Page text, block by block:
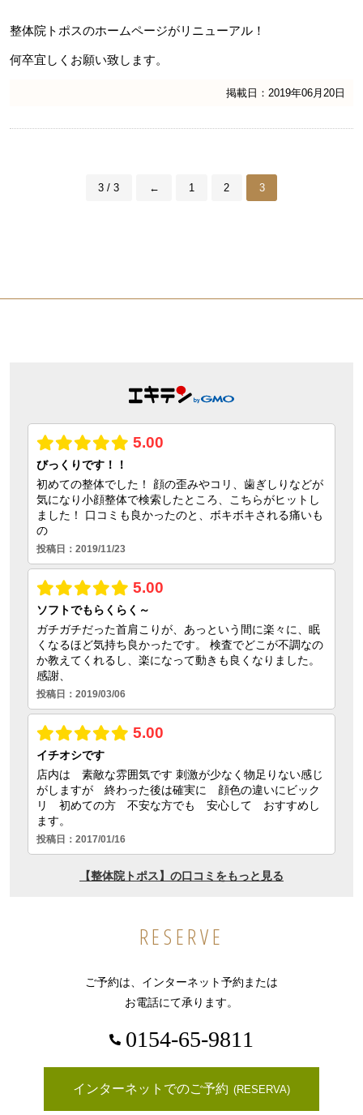
整体院トポスのホームページがリニューアル！
何卒宜しくお願い致します。
掲載日：2019年06月20日
3 / 3 ← 1 2 3
RESERVE
ご予約は、インターネット予約または
お電話にて承ります。
0154-65-9811
インターネットでのご予約 (RESERVA)